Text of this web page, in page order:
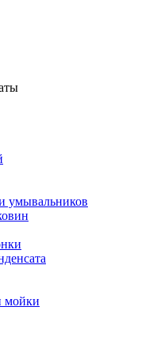
умывальников
мойки